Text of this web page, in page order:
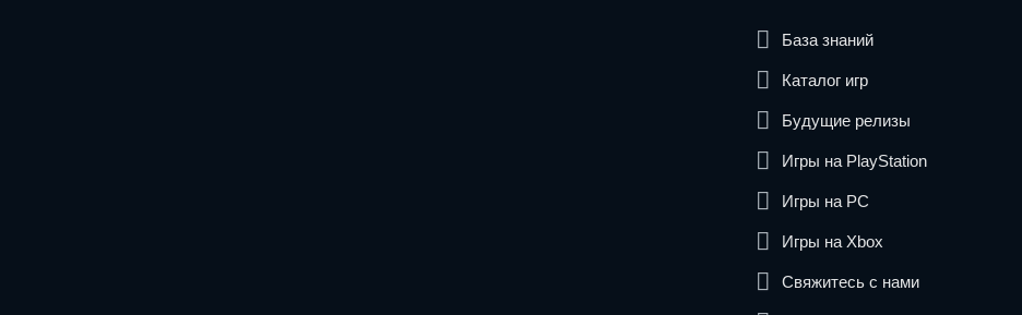
База знаний
Каталог игр
Будущие релизы
Игры на PlayStation
Игры на PC
Игры на Xbox
Свяжитесь с нами